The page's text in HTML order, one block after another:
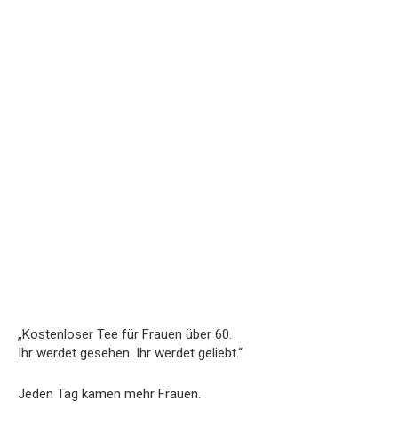
„Kostenloser Tee für Frauen über 60.
Ihr werdet gesehen. Ihr werdet geliebt.“
Jeden Tag kamen mehr Frauen.